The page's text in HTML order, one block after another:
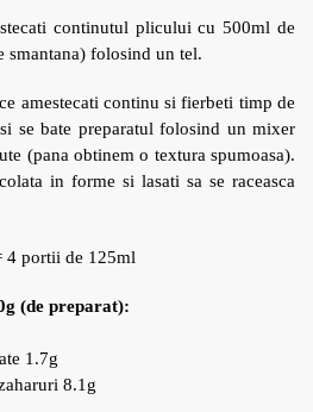
continutul plicului cu 500ml de
smantana) folosind un tel.
amestecati continu si fierbeti timp de
se bate preparatul folosind un mixer
(pana obtinem o textura spumoasa).
in forme si lasati sa se raceasca
4 portii de 125ml
(de preparat):
1.7g
8.1g